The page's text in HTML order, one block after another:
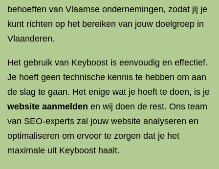
behoeften van Vlaamse ondernemingen, zodat jij je
kunt richten op het bereiken van jouw doelgroep in
Vlaanderen.
Het gebruik van Keyboost is eenvoudig en effectief.
Je hoeft geen technische kennis te hebben om aan
de slag te gaan. Het enige wat je hoeft te doen, is je
website aanmelden en wij doen de rest. Ons team
van SEO-experts zal jouw website analyseren en
optimaliseren om ervoor te zorgen dat je het
maximale uit Keyboost haalt.